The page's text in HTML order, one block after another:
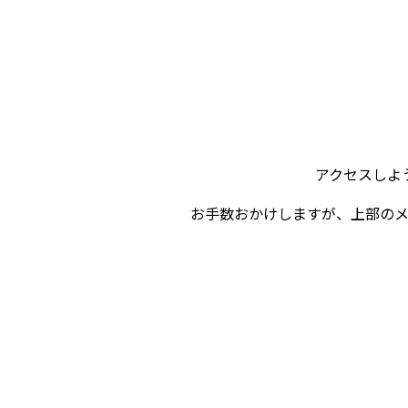
アクセスし
お手数おかけしますが、上部の